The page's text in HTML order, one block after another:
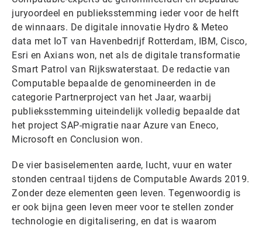
juryoordeel en publieksstemming ieder voor de helft
de winnaars. De digitale innovatie Hydro & Meteo
data met IoT van Havenbedrijf Rotterdam, IBM, Cisco,
Esri en Axians won, net als de digitale transformatie
Smart Patrol van Rijkswaterstaat. De redactie van
Computable bepaalde de genomineerden in de
categorie Partnerproject van het Jaar, waarbij
publieksstemming uiteindelijk volledig bepaalde dat
het project SAP-migratie naar Azure van Eneco,
Microsoft en Conclusion won.
De vier basiselementen aarde, lucht, vuur en water
stonden centraal tijdens de Computable Awards 2019.
Zonder deze elementen geen leven. Tegenwoordig is
er ook bijna geen leven meer voor te stellen zonder
technologie en digitalisering, en dat is waarom